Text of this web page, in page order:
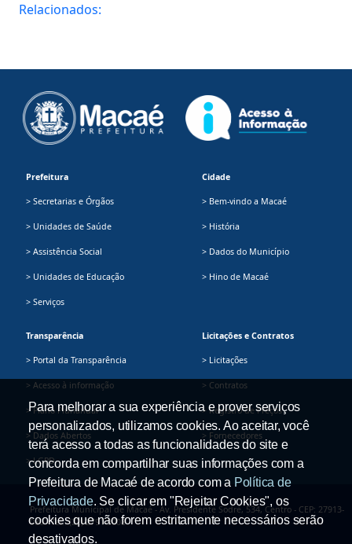
Relacionados:
Prefeitura
> Secretarias e Órgãos
> Unidades de Saúde
> Assistência Social
> Unidades de Educação
> Serviços
Cidade
> Bem-vindo a Macaé
> História
> Dados do Município
> Hino de Macaé
Transparência
> Portal da Transparência
> Acesso à informação
> Plano Plurianual
> Dados Abertos
> LGPD
Licitações e Contratos
> Licitações
> Contratos
> Registro de Preços
> Fornecedores
Prefeitura Municipal de Macaé - Av. Presidente Sodré, 534, Centro - CEP: 27913-
080 - Tel.: (22) 2791-9008
Para melhorar a sua experiência e prover serviços
personalizados, utilizamos cookies. Ao aceitar, você
terá acesso a todas as funcionalidades do site e
concorda em compartilhar suas informações com a
Prefeitura de Macaé de acordo com a Política de
Privacidade. Se clicar em "Rejeitar Cookies", os
cookies que não forem estritamente necessários serão
desativados.